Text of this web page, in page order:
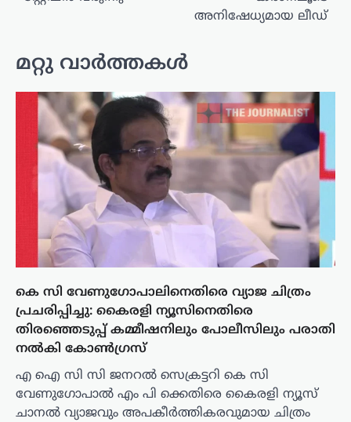
അനിഷേധ്യമായ ലീഡ്
മറ്റു വാർത്തകൾ
കെ സി വേണുഗോപാലിനെതിരെ വ്യാജ ചിത്രം
പ്രചരിപ്പിച്ചു: കൈരളി ന്യൂസിനെതിരെ
തിരഞ്ഞെടുപ്പ് കമ്മീഷനിലും പോലീസിലും പരാതി
നൽകി കോൺഗ്രസ്
എ ഐ സി സി ജനറൽ സെക്രട്ടറി കെ സി
വേണുഗോപാൽ എം പി ക്കെതിരെ കൈരളി ന്യൂസ്
ചാനൽ വ്യാജവും അപകീർത്തികരവുമായ ചിത്രം